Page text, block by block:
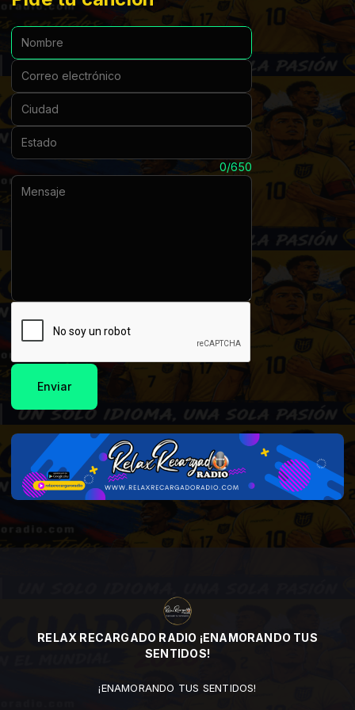
Nombre:
Correo electrónico:
Ciudad:
Estado:
0/650
Enviar
RELAX RECARGADO RADIO ¡ENAMORANDO TUS
SENTIDOS!
¡ENAMORANDO TUS SENTIDOS!